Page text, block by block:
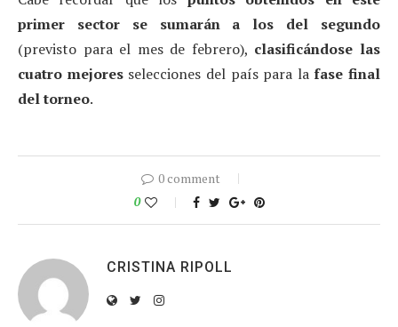
primer sector se sumarán a los del segundo
(previsto para el mes de febrero), clasificándose las
cuatro mejoresselecciones del país para lafase final
del torneo.
0 comment
0
CRISTINA RIPOLL